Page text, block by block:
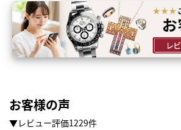
お客様の声
▼レビュー評価1229件